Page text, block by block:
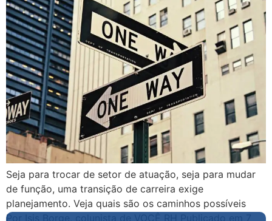
Seja para trocar de setor de atuação, seja para mudar
de função, uma transição de carreira exige
planejamento. Veja quais são os caminhos possíveis
Por Isis Borge, colunista de VOCÊ RH Publicado em 7